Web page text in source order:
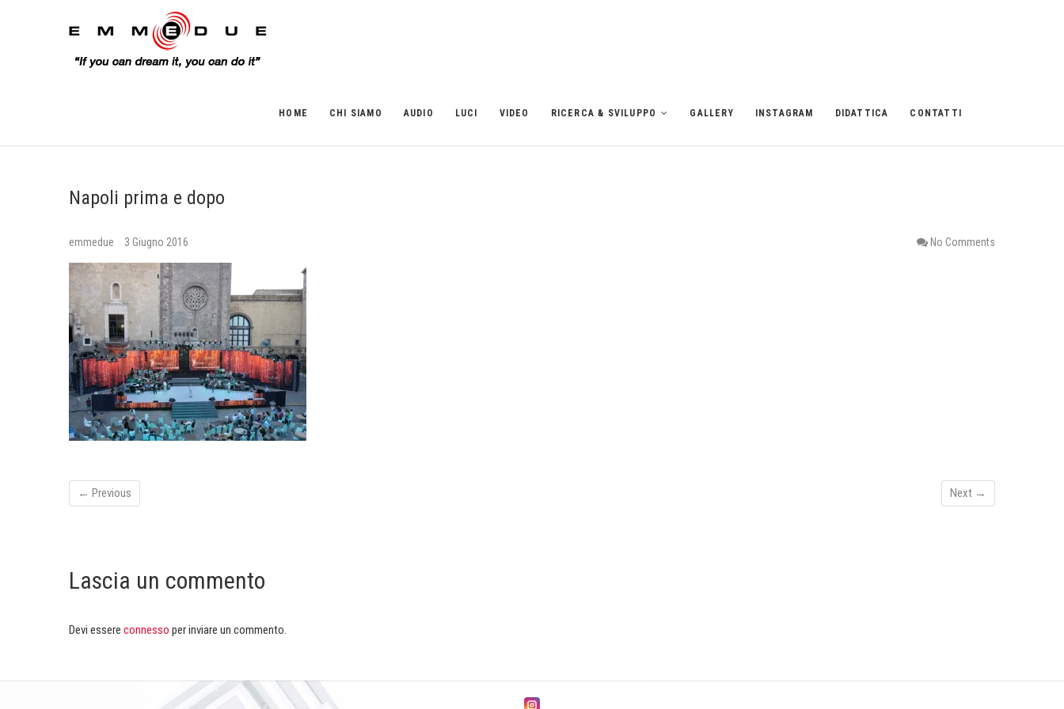
HOME CHI SIAMO AUDIO LUCI VIDEO RICERCA & SVILUPPO GALLERY INSTAGRAM DIDATTICA CONTATTI
Napoli prima e dopo
emmedue 3 Giugno 2016 No Comments
← Previous Next →
Lascia un commento
Devi essere connesso per inviare un commento.